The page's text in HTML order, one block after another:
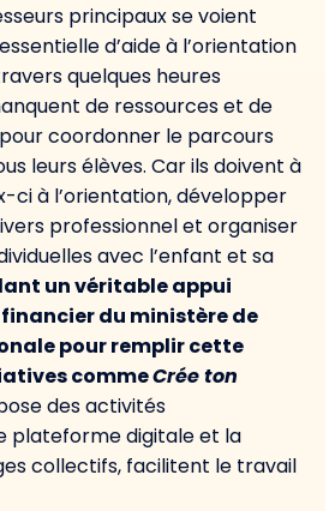
principaux se voient
d’aide à l’orientation
quelques heures
de ressources et de
coordonner le parcours
leurs élèves. Car ils doivent à
ci à l’orientation, développer
professionnel et organiser
avec l’enfant et sa
un véritable appui
du ministère de
pour remplir cette
commeCrée ton
des activités
plateforme digitale et la
collectifs, facilitent le travail